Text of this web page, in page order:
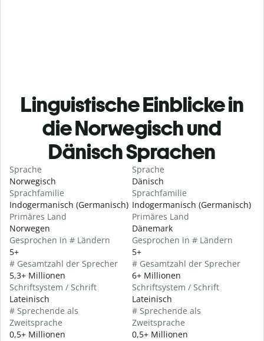
Linguistische Einblicke in
die Norwegisch und
Dänisch Sprachen
Sprache
Norwegisch
Sprachfamilie
Indogermanisch (Germanisch)
Primäres Land
Norwegen
Gesprochen in # Ländern
5+
# Gesamtzahl der Sprecher
5,3+ Millionen
Schriftsystem / Schrift
Lateinisch
# Sprechende als
Zweitsprache
0,5+ Millionen
Sprache
Dänisch
Sprachfamilie
Indogermanisch (Germanisch)
Primäres Land
Dänemark
Gesprochen in # Ländern
5+
# Gesamtzahl der Sprecher
6+ Millionen
Schriftsystem / Schrift
Lateinisch
# Sprechende als
Zweitsprache
0,5+ Millionen